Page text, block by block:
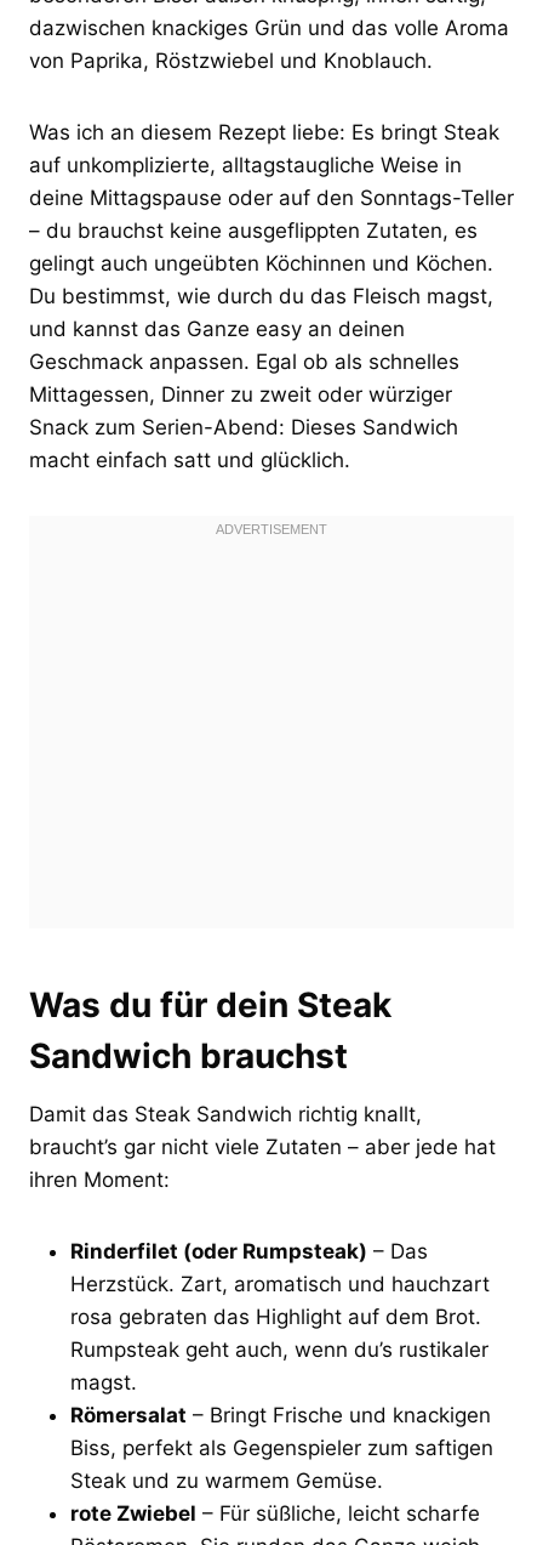
dazwischen knackiges Grün und das volle Aroma
von Paprika, Röstzwiebel und Knoblauch.
Was ich an diesem Rezept liebe: Es bringt Steak
auf unkomplizierte, alltagstaugliche Weise in
deine Mittagspause oder auf den Sonntags-Teller
– du brauchst keine ausgeflippten Zutaten, es
gelingt auch ungeübten Köchinnen und Köchen.
Du bestimmst, wie durch du das Fleisch magst,
und kannst das Ganze easy an deinen
Geschmack anpassen. Egal ob als schnelles
Mittagessen, Dinner zu zweit oder würziger
Snack zum Serien-Abend: Dieses Sandwich
macht einfach satt und glücklich.
Was du für dein Steak
Sandwich brauchst
Damit das Steak Sandwich richtig knallt,
braucht’s gar nicht viele Zutaten – aber jede hat
ihren Moment:
Rinderfilet (oder Rumpsteak) – Das
Herzstück. Zart, aromatisch und hauchzart
rosa gebraten das Highlight auf dem Brot.
Rumpsteak geht auch, wenn du’s rustikaler
magst.
Römersalat – Bringt Frische und knackigen
Biss, perfekt als Gegenspieler zum saftigen
Steak und zu warmem Gemüse.
rote Zwiebel – Für süßliche, leicht scharfe